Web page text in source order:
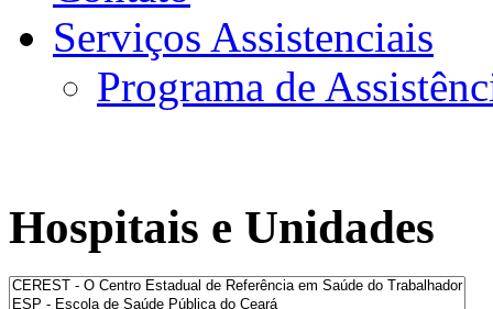
Serviços Assistenciais
Programa de
Hospitais e Unidades